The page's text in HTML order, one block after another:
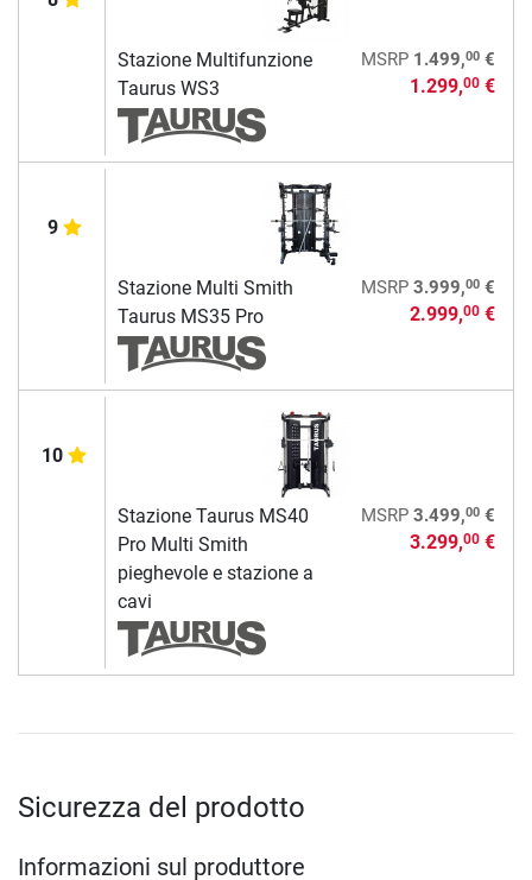
Stazione Multifunzione
Taurus WS3
MSRP 1.499,00€
1.299,00€
9
Stazione Multi Smith
Taurus MS35 Pro
MSRP 3.999,00€
2.999,00€
10
Stazione Taurus MS40
Pro Multi Smith
pieghevole e stazione a
cavi
MSRP 3.499,00€
3.299,00€
Sicurezza del prodotto
Informazioni sul produttore